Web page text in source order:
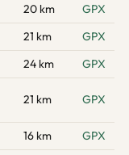
20 km
GPX
21 km
GPX
24 km
GPX
21 km GPX
16 km
GPX